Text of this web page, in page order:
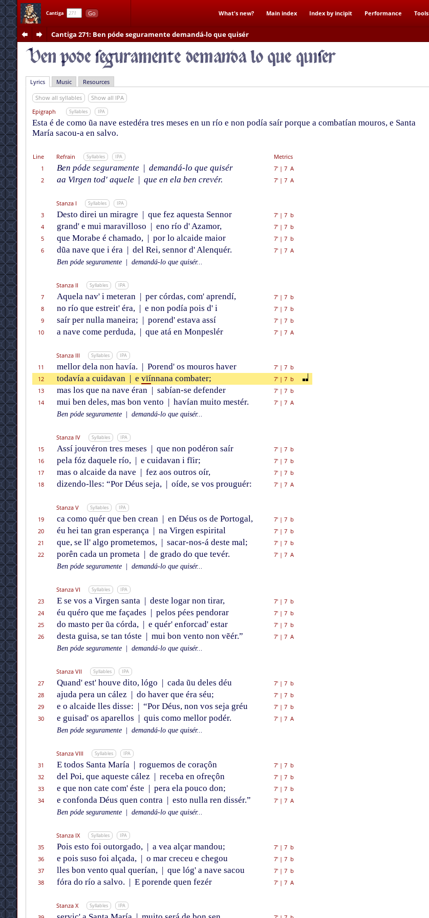
Cantiga Go What's new? Main index Index by incipit Performance Tools
Cantiga 271: Ben póde seguramente demandá-lo que quisér
Lyrics Music Resources
Show all syllables
Show all IPA
Epigraph
Syllables IPA
Esta é de como ũa nave estedéra tres meses en un río e non podía saír porque a combatían mouros, e Santa
María sacou-a en salvo.
Line Refrain Syllables IPA
Metrics
1
Ben póde seguramente | demandá-lo que quisér 7'| 7 A
2
aa Virgen tod' aquele | que en ela ben crevér. 7'| 7 A
Stanza I Syllables IPA
3 Desto direi un miragre | que fez aquesta Sennor 7'| 7 b
4
grand' e mui maravilloso | eno río d' Azamor, 7'| 7 b
5
que Morabe é chamado, | por lo alcaide maior 7'| 7 b
6
dũa nave que i éra | del Rei, sennor d' Alenquér. 7'| 7 A
Ben póde seguramente
demandá-lo que quisér...
Stanza II Syllables IPA
7 Aquela nav' i meteran | per córdas, com' aprendí, 7'| 7 b
8
no río que estreit' éra, | e non podía pois d' i 7'| 7 b
9
saír per nulla maneira; | porend' estava assí 7'| 7 b
10
a nave come perduda, | que atá en Monpeslér 7'| 7 A
Stanza III Syllables IPA
11 mellor dela non havía. | Porend' os mouros haver 7'| 7 b
12
todavía a cuidavan | e vïínnana combater; 7'| 7 b
13
mas los que na nave éran | sabían-se defender 7'| 7 b
14
mui ben deles, mas bon vento | havían muito mestér. 7'| 7 A
Ben póde seguramente
demandá-lo que quisér...
Stanza IV Syllables IPA
15 Assí jouvéron tres meses | que non podéron saír 7'| 7 b
16
pela fóz daquele río, | e cuidavan i fĩir; 7'| 7 b
17
mas o alcaide da nave | fez aos outros oír, 7'| 7 b
18
dizendo-lles: “Por Déus seja, | oíde, se vos prouguér: 7'| 7 A
Stanza V Syllables IPA
19 ca como quér que ben crean | en Déus os de Portogal, 7'| 7 b
20
éu hei tan gran esperança | na Virgen espirital 7'| 7 b
21
que, se ll' algo prometemos, | sacar-nos-á deste mal; 7'| 7 b
22
porên cada un prometa | de grado do que tevér. 7'| 7 A
Ben póde seguramente
demandá-lo que quisér...
Stanza VI Syllables IPA
23 E se vos a Virgen santa | deste logar non tirar, 7'| 7 b
24
éu quéro que me façades | pelos pées pendorar 7'| 7 b
25
do masto per ũa córda, | e quér' enforcad' estar 7'| 7 b
26
desta guisa, se tan tóste | mui bon vento non vẽér.” 7'| 7 A
Ben póde seguramente
demandá-lo que quisér...
Stanza VII Syllables IPA
27 Quand' est' houve dito, lógo | cada ũu deles déu 7'| 7 b
28
ajuda pera un cález | do haver que éra séu; 7'| 7 b
29
e o alcaide lles disse: | “Por Déus, non vos seja gréu 7'| 7 b
30
e guisad' os aparellos | quis como mellor podér. 7'| 7 A
Ben póde seguramente
demandá-lo que quisér...
Stanza VIII Syllables IPA
31 E todos Santa María | roguemos de coraçôn 7'| 7 b
32
del Poi, que aqueste cález | receba en ofreçôn 7'| 7 b
33
e que non cate com' éste | pera ela pouco don; 7'| 7 b
34
e confonda Déus quen contra | esto nulla ren dissér.” 7'| 7 A
Ben póde seguramente
demandá-lo que quisér...
Stanza IX Syllables IPA
35 Pois esto foi outorgado, | a vea alçar mandou; 7'| 7 b
36
e pois suso foi alçada, | o mar creceu e chegou 7'| 7 b
37
lles bon vento qual querían, | que lóg' a nave sacou 7'| 7 b
38
fóra do río a salvo. | E porende quen fezér 7'| 7 A
Stanza X Syllables IPA